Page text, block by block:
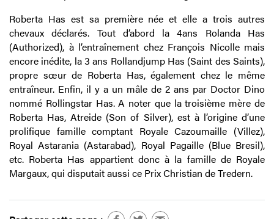
Roberta Has est sa première née et elle a trois autres
chevaux déclarés. Tout d’abord la 4ans Rolanda Has
(Authorized), à l’entraînement chez François Nicolle mais
encore inédite, la 3 ans Rollandjump Has (Saint des Saints),
propre sœur de Roberta Has, également chez le même
entraîneur. Enfin, il y a un mâle de 2 ans par Doctor Dino
nommé Rollingstar Has. A noter que la troisième mère de
Roberta Has, Atreide (Son of Silver), est à l’origine d’une
prolifique famille comptant Royale Cazoumaille (Villez),
Royal Astarania (Astarabad), Royal Pagaille (Blue Bresil),
etc. Roberta Has appartient donc à la famille de Royale
Margaux, qui disputait aussi ce Prix Christian de Tredern.